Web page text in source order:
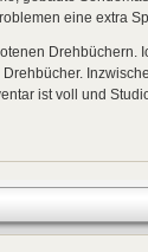
eine extra
Drehbüchern.
ist voll und